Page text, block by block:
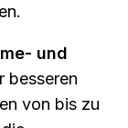
und
besseren
von bis zu